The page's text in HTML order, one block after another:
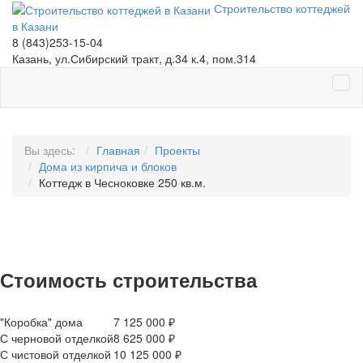
Строительство коттеджей
в Казани
8 (843)253-15-04
Казань, ул.Сибирский тракт, д.34 к.4, пом.314
Вы здесь: Главная
Проекты
Дома из кирпича и блоков
Коттедж в Чесноковке 250 кв.м.
Стоимость строительства
"Коробка" дома
7 125 000 ₽
С черновой отделкой8 625 000 ₽
С чистовой отделкой 10 125 000 ₽